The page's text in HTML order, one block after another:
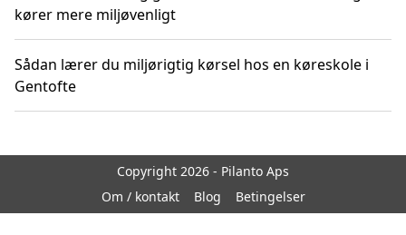
kører mere miljøvenligt
Sådan lærer du miljørigtig kørsel hos en køreskole i
Gentofte
Copyright 2026 - Pilanto Aps
Om / kontakt
Blog Betingelser